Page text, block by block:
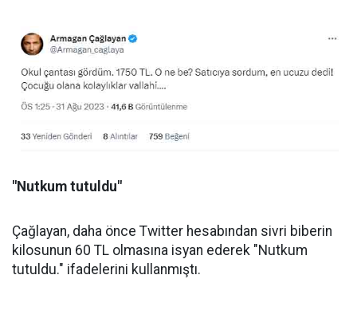
"Nutkum tutuldu"
Çağlayan, daha önce Twitter hesabından sivri biberin
kilosunun 60 TL olmasına isyan ederek "Nutkum
tutuldu." ifadelerini kullanmıştı.